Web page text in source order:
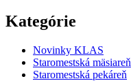
Kategórie
Novinky KLAS
Staromestská mäsiareň
Staromestská pekáreň